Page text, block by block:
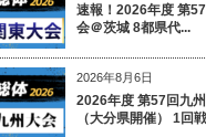
速報！2026年度 第
会＠茨城 8都県代...
2026年8月6日
2026年度 第57回九
（大分県開催） 1回